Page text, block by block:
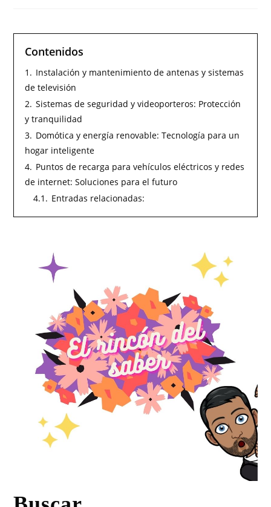
Contenidos
1. Instalación y mantenimiento de antenas y sistemas
de televisión
2. Sistemas de seguridad y videoporteros: Protección
y tranquilidad
3. Domótica y energía renovable: Tecnología para un
hogar inteligente
4. Puntos de recarga para vehículos eléctricos y redes
de internet: Soluciones para el futuro
4.1. Entradas relacionadas: